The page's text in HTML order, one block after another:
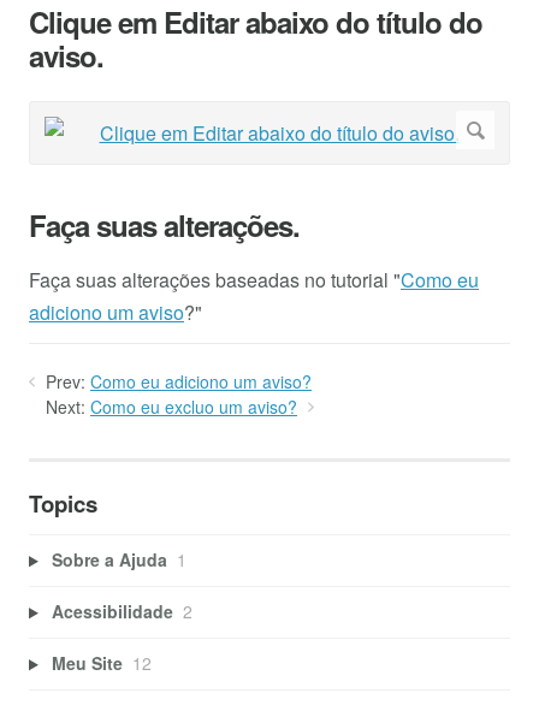
Clique em Editar abaixo do título do
aviso.
Faça suas alterações.
Faça suas alterações baseadas no tutorial "Como eu
adiciono um aviso?"
Prev: Como eu adiciono um aviso?
Next: Como eu excluo um aviso?
Topics
Sobre a Ajuda 1
Acessibilidade 2
Meu Site 12